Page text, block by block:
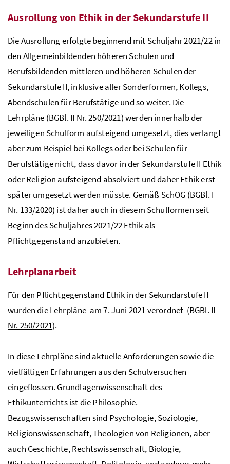
Ausrollung von Ethik in der Sekundarstufe II
Die Ausrollung erfolgte beginnend mit Schuljahr 2021/22 in
den Allgemeinbildenden höheren Schulen und
Berufsbildenden mittleren und höheren Schulen der
Sekundarstufe II, inklusive aller Sonderformen, Kollegs,
Abendschulen für Berufstätige und so weiter. Die
Lehrpläne (BGBl. II Nr. 250/2021) werden innerhalb der
jeweiligen Schulform aufsteigend umgesetzt, dies verlangt
aber zum Beispiel bei Kollegs oder bei Schulen für
Berufstätige nicht, dass davor in der Sekundarstufe II Ethik
oder Religion aufsteigend absolviert und daher Ethik erst
später umgesetzt werden müsste. Gemäß SchOG (BGBl. I
Nr. 133/2020) ist daher auch in diesem Schulformen seit
Beginn des Schuljahres 2021/22 Ethik als
Pflichtgegenstand anzubieten.
Lehrplanarbeit
Für den Pflichtgegenstand Ethik in der Sekundarstufe II
wurden die Lehrpläne am 7. Juni 2021 verordnet (BGBl. II
Nr. 250/2021).
In diese Lehrpläne sind aktuelle Anforderungen sowie die
vielfältigen Erfahrungen aus den Schulversuchen
eingeflossen. Grundlagenwissenschaft des
Ethikunterrichts ist die Philosophie.
Bezugswissenschaften sind Psychologie, Soziologie,
Religionswissenschaft, Theologien von Religionen, aber
auch Geschichte, Rechtswissenschaft, Biologie,